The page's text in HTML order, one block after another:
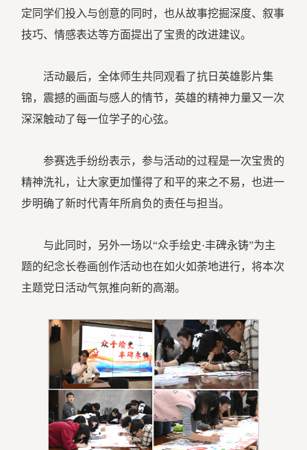
定同学们投入与创意的同时，也从故事挖掘深度、叙事
技巧、情感表达等方面提出了宝贵的改进建议。
活动最后，全体师生共同观看了抗日英雄影片集
锦，震撼的画面与感人的情节，英雄的精神力量又一次
深深触动了每一位学子的心弦。
参赛选手纷纷表示，参与活动的过程是一次宝贵的
精神洗礼，让大家更加懂得了和平的来之不易，也进一
步明确了新时代青年所肩负的责任与担当。
与此同时，另外一场以“众手绘史·丰碑永铸”为主
题的纪念长卷画创作活动也在如火如荼地进行，将本次
主题党日活动气氛推向新的高潮。